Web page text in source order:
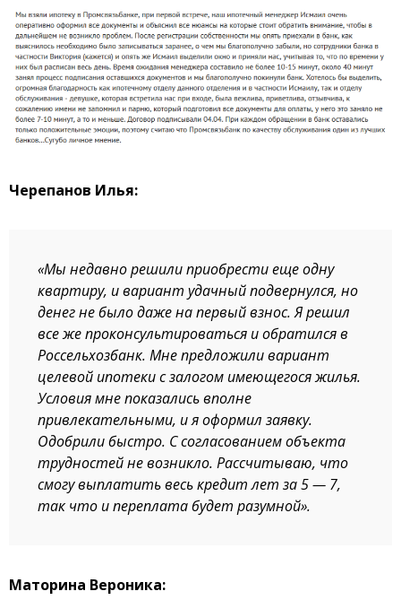
Черепанов Илья:
«Мы недавно решили приобрести еще одну
квартиру, и вариант удачный подвернулся, но
денег не было даже на первый взнос. Я решил
все же проконсультироваться и обратился в
Россельхозбанк. Мне предложили вариант
целевой ипотеки с залогом имеющегося жилья.
Условия мне показались вполне
привлекательными, и я оформил заявку.
Одобрили быстро. С согласованием объекта
трудностей не возникло. Рассчитываю, что
смогу выплатить весь кредит лет за 5 — 7,
так что и переплата будет разумной».
Маторина Вероника: